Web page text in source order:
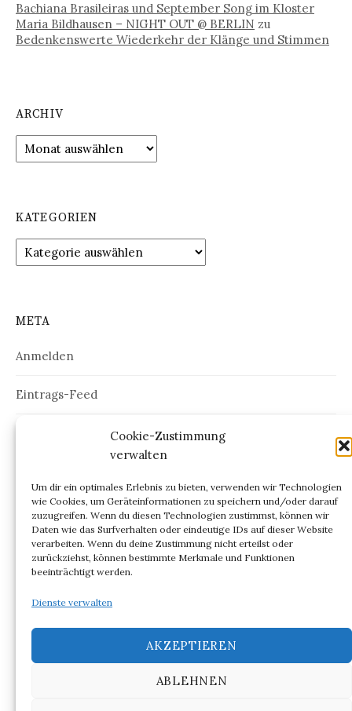
Cookie-Zustimmung
verwalten
Um dir ein optimales Erlebnis zu bieten, verwenden wir Technologien
wie Cookies, um Geräteinformationen zu speichern und/oder darauf
zuzugreifen. Wenn du diesen Technologien zustimmst, können wir
Daten wie das Surfverhalten oder eindeutige IDs auf dieser Website
verarbeiten. Wenn du deine Zustimmung nicht erteilst oder
zurückziehst, können bestimmte Merkmale und Funktionen
beeinträchtigt werden.
Dienste verwalten
AKZEPTIEREN
ABLEHNEN
Bachiana Brasileiras und September Song im Kloster
Maria Bildhausen – NIGHT OUT @ BERLIN zu
Bedenkenswerte Wiederkehr der Klänge und Stimmen
ARCHIV
Archiv
KATEGORIEN
Kategorien
META
Anmelden
Eintrags-Feed
Kommentar-Feed
ARCHIV
Archiv